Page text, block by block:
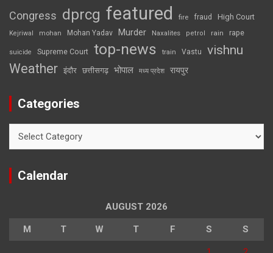
Congress dprcg featured fire fraud High Court
Kejriwal mohan Mohan Yadav Murder Naxalites petrol rain rape
suicide Supreme Court top-news train Vastu vishnu
Weather इंदौर छत्तीसगढ़ भोपाल मध्य प्रदेश रायपुर
Categories
Calendar
AUGUST 2026
M T W T F S S